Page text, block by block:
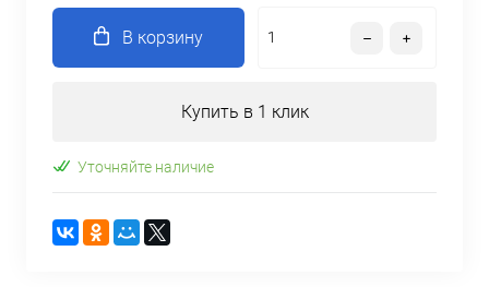
В корзину
Купить в 1 клик
Уточняйте наличие